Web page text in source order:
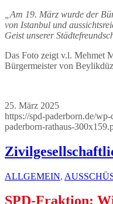
„Am 19. März wurde der
von Istanbul und
Geist unserer
Das Foto zeigt v.l. Mehmet
Bürgermeister von
25. März 2025
https://spd-paderborn.de/
paderborn-rathaus-
ALLGEMEIN,
SPD-Fraktion: